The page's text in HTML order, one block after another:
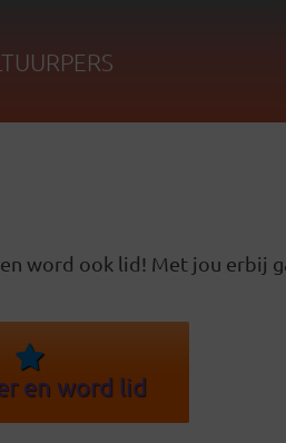
word ook lid! Met jou erbij
en word lid